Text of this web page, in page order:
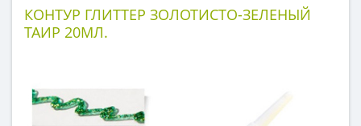
КОНТУР ГЛИТТЕР ЗОЛОТИСТО-ЗЕЛЕНЫЙ
ТАИР 20МЛ.